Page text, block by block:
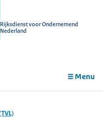
Rijksdienst voor Ondernemend
Nederland
Menu